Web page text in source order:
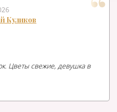
Куликов
Цветы свежие, девушка в